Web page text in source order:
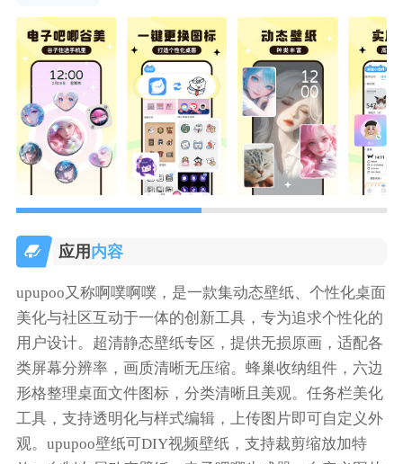
应用 内容
upupoo又称啊噗啊噗，是一款集动态壁纸、个性化桌面
美化与社区互动于一体的创新工具，专为追求个性化的
用户设计。超清静态壁纸专区，提供无损原画，适配各
类屏幕分辨率，画质清晰无压缩。蜂巢收纳组件，六边
形格整理桌面文件图标，分类清晰且美观。任务栏美化
工具，支持透明化与样式编辑，上传图片即可自定义外
观。upupoo壁纸可DIY视频壁纸，支持裁剪缩放加特